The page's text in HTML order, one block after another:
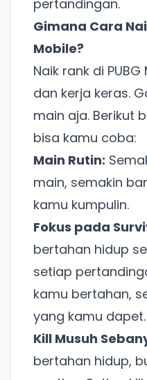
pertandingan.
Gimana Cara
Mobile?
Naik rank di
dan kerja keras.
main aja. Berikut
bisa kamu coba:
Main Rutin:
main, semakin
kamu kumpulin.
Fokus pada
bertahan hidup
setiap
kamu bertahan,
yang kamu dapet.
Kill Musuh
bertahan hidup,